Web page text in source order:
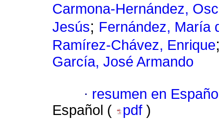
Carmona-Hernández,
Jesús; Fernández, María
Ramírez-Chávez, Enrique
García, José Armando
· resumen en
Español (
pdf )